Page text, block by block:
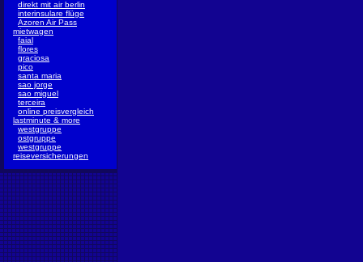
direkt mit air berlin
interinsulare flüge
Azoren Air Pass
mietwagen
faial
flores
graciosa
pico
santa maria
sao jorge
sao miguel
terceira
online preisvergleich
lastminute & more
westgruppe
ostgruppe
westgruppe
reiseversicherungen